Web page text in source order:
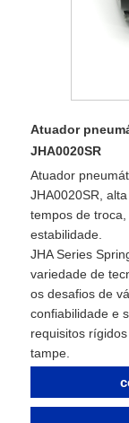
Atuador
JHA0020SR
Atuador
JHA0020SR,
tempos de
estabilidade.
JHA Series
variedade de
os desafios de
confiabilidade e
requisitos
tampe.